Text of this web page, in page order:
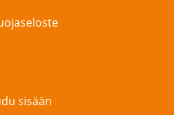
sisään